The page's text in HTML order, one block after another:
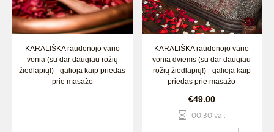
KARALIŠKA raudonojo vario
vonia (su dar daugiau rožių
žiedlapių!) - galioja kaip priedas
prie masažo
KARALIŠKA raudonojo vario
vonia dviems (su dar daugiau
rožių žiedlapių!) - galioja kaip
priedas prie masažo
€49.00
00:30 val.